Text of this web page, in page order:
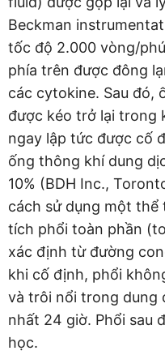
Beckman
tốc độ 2.000 vòng/
phía trên được đông
các cytokine. Sau đó,
được kéo trở lại trong
ngay lập tức được cố
ống thông khí dung
10% (BDH Inc.,
cách sử dụng một
tích phổi toàn phần
xác định từ đường
khi cố định, phổi
và trôi nổi trong dung
nhất 24 giờ. Phổi sau
học.